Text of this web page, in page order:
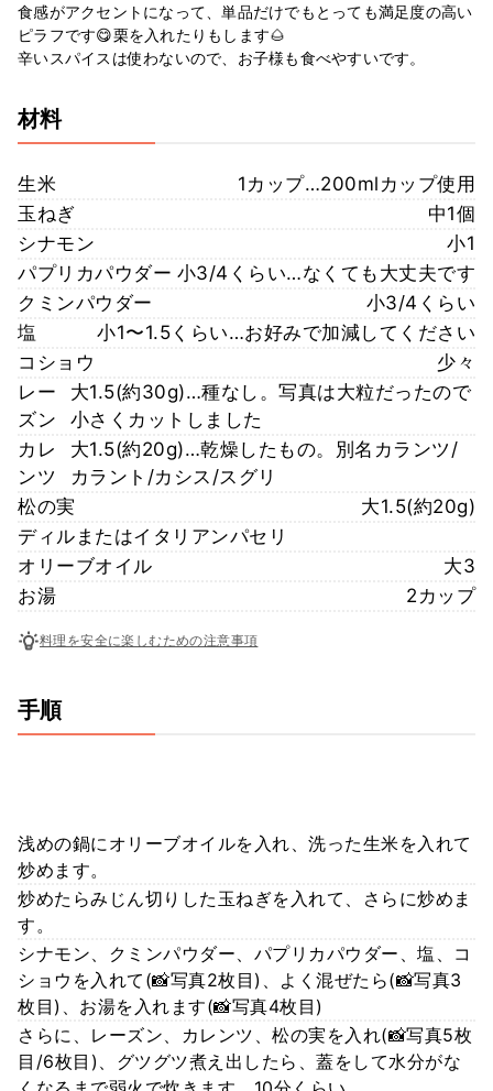
食感がアクセントになって、単品だけでもとっても満足度の高い
ピラフです😋栗を入れたりもします🌰
辛いスパイスは使わないので、お子様も食べやすいです。
材料
生米
1カップ…200mlカップ使用
玉ねぎ
中1個
シナモン
小1
パプリカパウダー 小3/4くらい…なくても大丈夫です
クミンパウダー
小3/4くらい
塩
小1〜1.5くらい…お好みで加減してください
コショウ
少々
レー
ズン
大1.5(約30g)…種なし。写真は大粒だったので
小さくカットしました
カレ
ンツ
大1.5(約20g)…乾燥したもの。別名カランツ/
カラント/カシス/スグリ
松の実
大1.5(約20g)
ディルまたはイタリアンパセリ
オリーブオイル
大3
お湯
2カップ
料理を安全に楽しむための注意事項
手順
浅めの鍋にオリーブオイルを入れ、洗った生米を入れて
炒めます。
炒めたらみじん切りした玉ねぎを入れて、さらに炒めま
す。
シナモン、クミンパウダー、パプリカパウダー、塩、コ
ショウを入れて(📸写真2枚目)、よく混ぜたら(📸写真3
枚目)、お湯を入れます(📸写真4枚目)
さらに、レーズン、カレンツ、松の実を入れ(📸写真5枚
目/6枚目)、グツグツ煮え出したら、蓋をして水分がな